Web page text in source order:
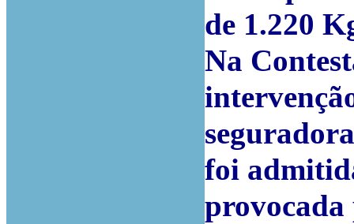
de 1.220
Na
foi
provocada